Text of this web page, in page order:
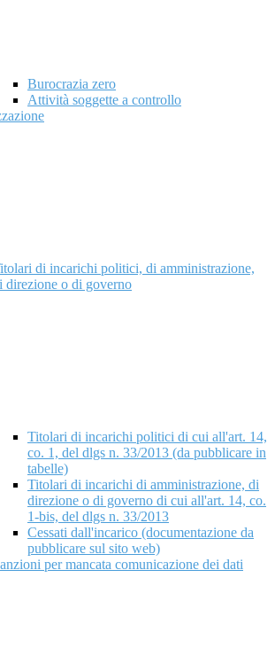
Burocrazia zero
Attività soggette a controllo
di incarichi politici, di amministrazione,
direzione o di governo
Titolari di incarichi politici di cui all'art. 14,
co. 1, del dlgs n. 33/2013 (da pubblicare in
tabelle)
Titolari di incarichi di amministrazione, di
direzione o di governo di cui all'art. 14, co.
1-bis, del dlgs n. 33/2013
Cessati dall'incarico (documentazione da
pubblicare sul sito web)
per mancata comunicazione dei dati